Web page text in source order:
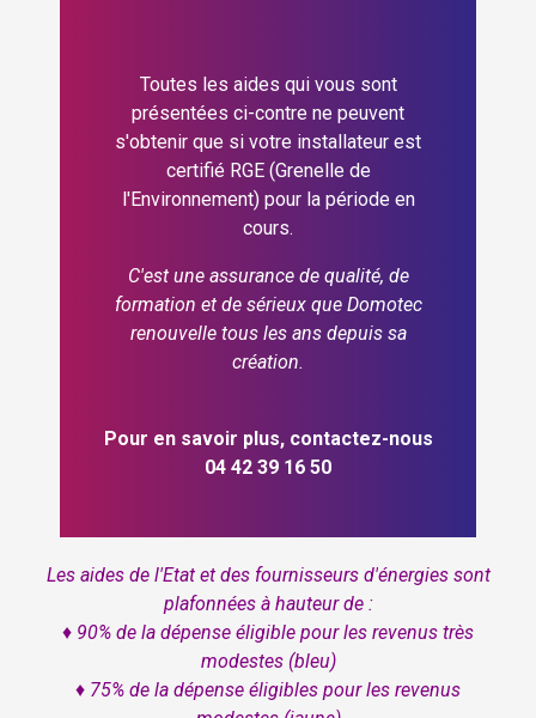
Toutes les aides qui vous sont
présentées ci-contre ne peuvent
s'obtenir que si votre installateur est
certifié RGE (Grenelle de
l'Environnement) pour la période en
cours.
C'est une assurance de qualité, de
formation et de sérieux que Domotec
renouvelle tous les ans depuis sa
création.
Pour en savoir plus, contactez-nous
04 42 39 16 50
Les aides de l'Etat et des fournisseurs d'énergies sont
plafonnées à hauteur de :
♦ 90% de la dépense éligible pour les revenus très
modestes (bleu)
♦ 75% de la dépense éligibles pour les revenus